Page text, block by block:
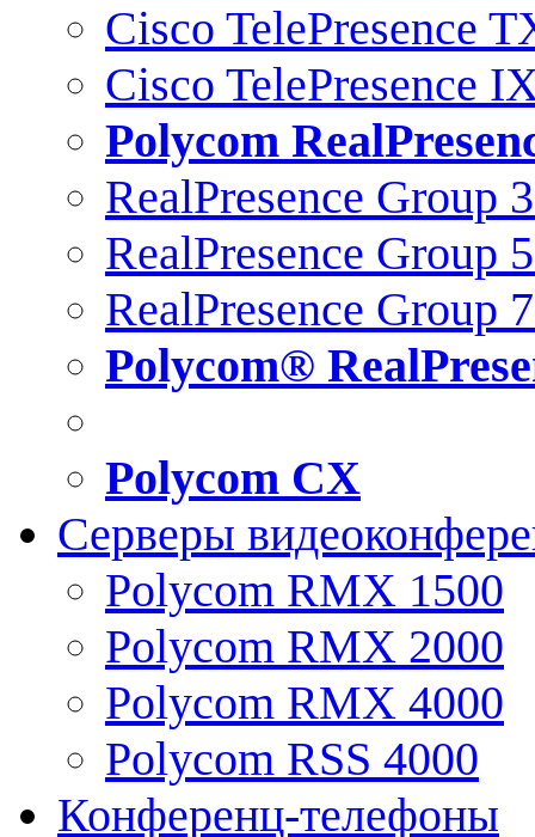
Cisco TelePresence
Cisco TelePresence
Polycom
RealPresence Group
RealPresence Group
RealPresence Group
Polycom®
Polycom CX
Серверы
Polycom RMX 1500
Polycom RMX 2000
Polycom RMX 4000
Polycom RSS 4000
Конференц-телефоны